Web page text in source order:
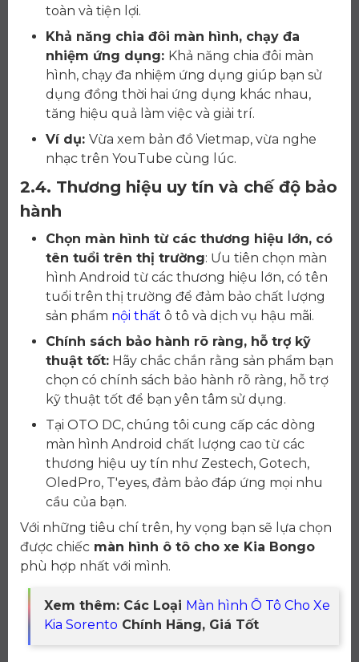
toàn và tiện lợi.
Khả năng chia đôi màn hình, chạy đa
nhiệm ứng dụng: Khả năng chia đôi màn
hình, chạy đa nhiệm ứng dụng giúp bạn sử
dụng đồng thời hai ứng dụng khác nhau,
tăng hiệu quả làm việc và giải trí.
Ví dụ: Vừa xem bản đồ Vietmap, vừa nghe
nhạc trên YouTube cùng lúc.
2.4. Thương hiệu uy tín và chế độ bảo
hành
Chọn màn hình từ các thương hiệu lớn, có
tên tuổi trên thị trường: Ưu tiên chọn màn
hình Android từ các thương hiệu lớn, có tên
tuổi trên thị trường để đảm bảo chất lượng
sản phẩm nội thất ô tô và dịch vụ hậu mãi.
Chính sách bảo hành rõ ràng, hỗ trợ kỹ
thuật tốt: Hãy chắc chắn rằng sản phẩm bạn
chọn có chính sách bảo hành rõ ràng, hỗ trợ
kỹ thuật tốt để bạn yên tâm sử dụng.
Tại OTO DC, chúng tôi cung cấp các dòng
màn hình Android chất lượng cao từ các
thương hiệu uy tín như Zestech, Gotech,
OledPro, T'eyes, đảm bảo đáp ứng mọi nhu
cầu của bạn.
Với những tiêu chí trên, hy vọng bạn sẽ lựa chọn
được chiếc màn hình ô tô cho xe Kia Bongo
phù hợp nhất với mình.
Xem thêm: Các Loại Màn hình Ô Tô Cho Xe
Kia Sorento Chính Hãng, Giá Tốt